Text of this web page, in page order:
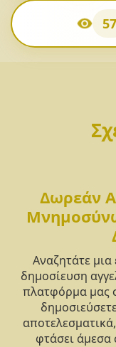
57
Δωρεάν
Αναζητάτε
δημοσίευση
πλατφόρμα μας
φτάσει